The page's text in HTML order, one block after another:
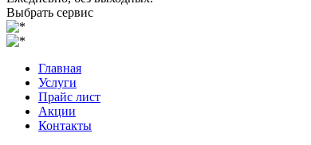
Выбрать сервис
Главная
Услуги
Прайс лист
Акции
Контакты